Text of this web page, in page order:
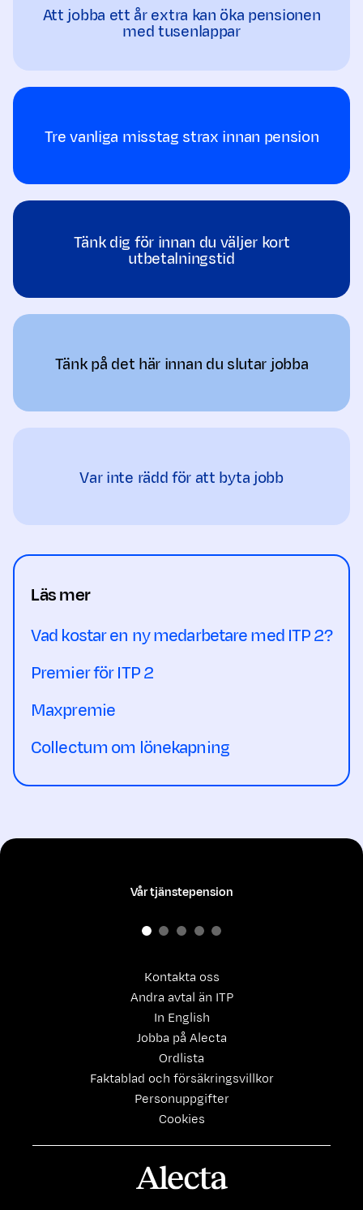
Att jobba ett år extra kan öka pensionen
med tusenlappar
Tre vanliga misstag strax innan pension
Tänk dig för innan du väljer kort
utbetalningstid
Tänk på det här innan du slutar jobba
Var inte rädd för att byta jobb
Läs mer
Vad kostar en ny medarbetare med ITP 2?
Premier för ITP 2
Maxpremie
Collectum om lönekapning
Kontakta oss
Andra avtal än ITP
In English
Jobba på Alecta
Ordlista
Faktablad och försäkringsvillkor
Personuppgifter
Cookies
Vår tjänstepension
Alecta